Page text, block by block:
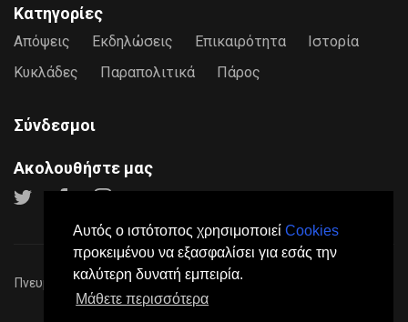
Αυτός ο ιστότοπος χρησιμοποιεί Cookies
προκειμένου να εξασφαλίσει για εσάς την
καλύτερη δυνατή εμπειρία.
Μάθετε περισσότερα
Κατηγορίες
Απόψεις Εκδηλώσεις Επικαιρότητα
Ιστορία
Κυκλάδες
Παραπολιτικά Πάρος
Σύνδεσμοι
Ακολουθήστε μας
Πνευματικά Δικαιώματα © 2026Paros24
νόμιμου δικαιώματος.